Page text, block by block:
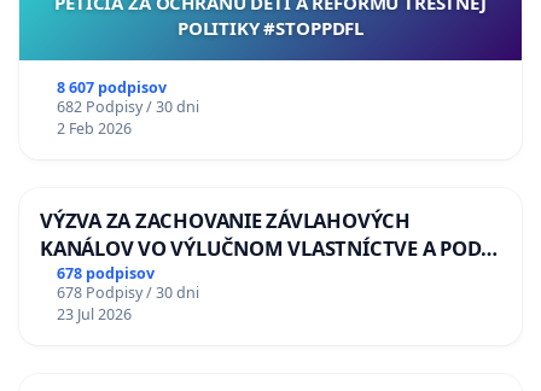
POLITIKY #STOPPDFL
8 607 podpisov
682 Podpisy / 30 dni
2 Feb 2026
VÝZVA ZA ZACHOVANIE ZÁVLAHOVÝCH
KANÁLOV VO VÝLUČNOM VLASTNÍCTVE A POD
KONTROLOU SLOVENSKEJ REPUBLIKY & žiadosť
na riešenie zanedbaného stavu závlahových a
odvodňovacích kanálov na Slovensku
678 podpisov
678 Podpisy / 30 dni
23 Jul 2026